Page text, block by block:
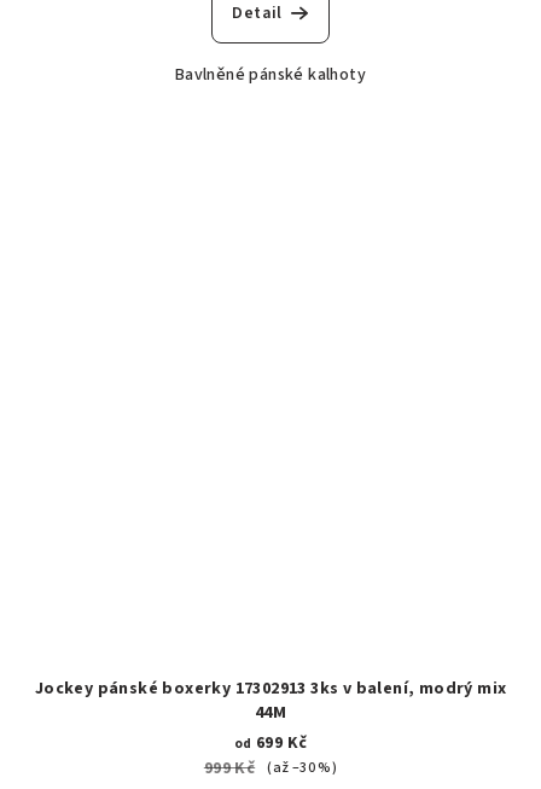
Detail
Bavlněné pánské kalhoty
Jockey pánské boxerky 17302913 3ks v balení, modrý mix
44M
od 699 Kč
999 Kč (až –30 %)